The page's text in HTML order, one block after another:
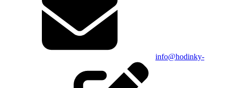
info@hodinky-